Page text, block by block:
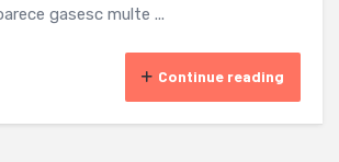
gasesc multe ...
Continue reading